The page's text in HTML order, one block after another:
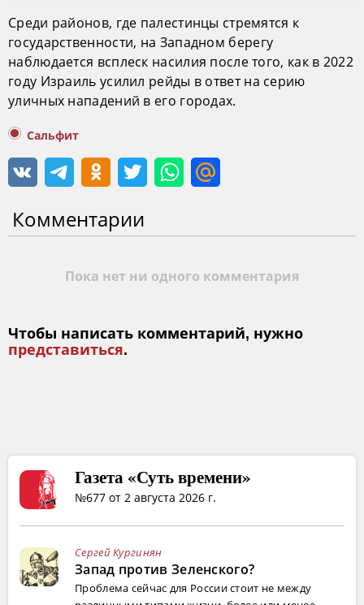
Среди районов, где палестинцы стремятся к
государственности, на Западном берегу
наблюдается всплеск насилия после того, как в 2022
году Израиль усилил рейды в ответ на серию
уличных нападений в его городах.
Сальфит
Комментарии
Пока нет ни одного комментария
Чтобы написать комментарий, нужно
представиться.
Газета «Суть времени»
№677 от 2 августа 2026 г.
Сергей Кургинян
Запад против Зеленского?
Проблема сейчас для России стоит не между